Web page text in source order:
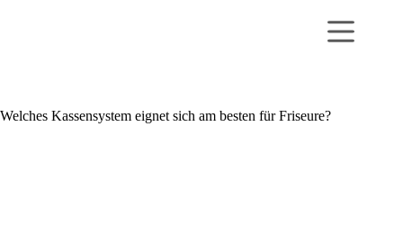
Welches Kassen­system eignet sich am besten für Friseure?